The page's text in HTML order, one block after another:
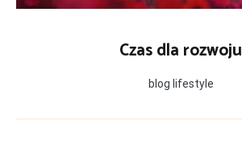
Czas dla rozwoju
blog lifestyle